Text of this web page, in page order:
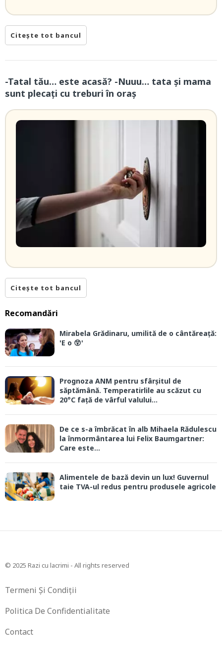
Citește tot bancul
-Tatal tău… este acasă? -Nuuu… tata și mama
sunt plecați cu treburi în oraș
Citește tot bancul
Recomandări
Mirabela Grădinaru, umilită de o cântăreață:
'E o 😲'
Prognoza ANM pentru sfârșitul de
săptămână. Temperatirlile au scăzut cu
20°C față de vârful valului...
De ce s-a îmbrăcat în alb Mihaela Rădulescu
la înmormântarea lui Felix Baumgartner:
Care este...
Alimentele de bază devin un lux! Guvernul
taie TVA-ul redus pentru produsele agricole
© 2025 Razi cu lacrimi - All rights reserved
Termeni Și Condiții
Politica De Confidentialitate
Contact